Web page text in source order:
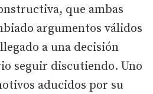
que ambas
argumentos válidos
a una decisión
seguir discutiendo. Uno
aducidos por su